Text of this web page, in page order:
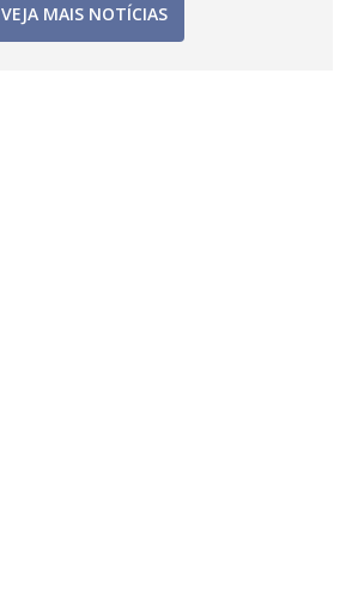
VEJA MAIS NOTÍCIAS